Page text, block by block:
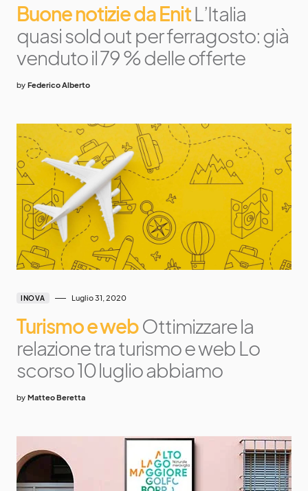
Buone notizie da EnitL’Italia
quasi sold out per ferragosto: già
venduto il 79 % delle offerte
by Federico Alberto
INOVA Luglio 31, 2020
Turismo e webOttimizzare la
relazione tra turismo e web Lo
scorso 10 luglio abbiamo
by Matteo Beretta